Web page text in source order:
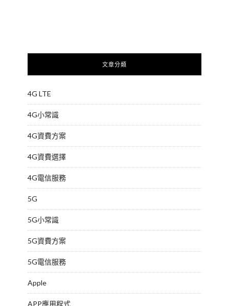
文章分類
4G LTE
4G小常識
4G資費方案
4G資費選擇
4G電信服務
5G
5G小常識
5G資費方案
5G電信服務
Apple
APP應用程式